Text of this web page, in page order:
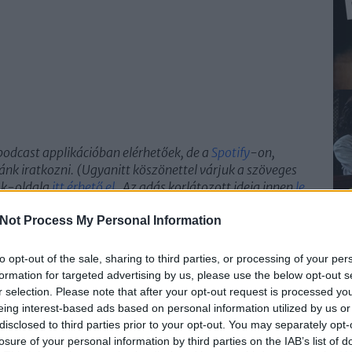
Process My Personal Information
opt-out of the sale, sharing to third parties, or processing of your
for targeted advertising by us, please use the below opt-out
selection. Please note that after your opt-out request is processed
interest-based ads based on personal information utilized by us
to third parties prior to your opt-out. You may separately
of your personal information by third parties on the IAB’s list of
applikációban elérhetőek, de a Spotify-on,
iratkozni. (Ugyanitt köszönettel várjuk a szöveges
oldalaitt érhető el. Az adás korlátozott ideig innenle
1komment
cameron scorsese martin mcdonagh scorsese-sorozat